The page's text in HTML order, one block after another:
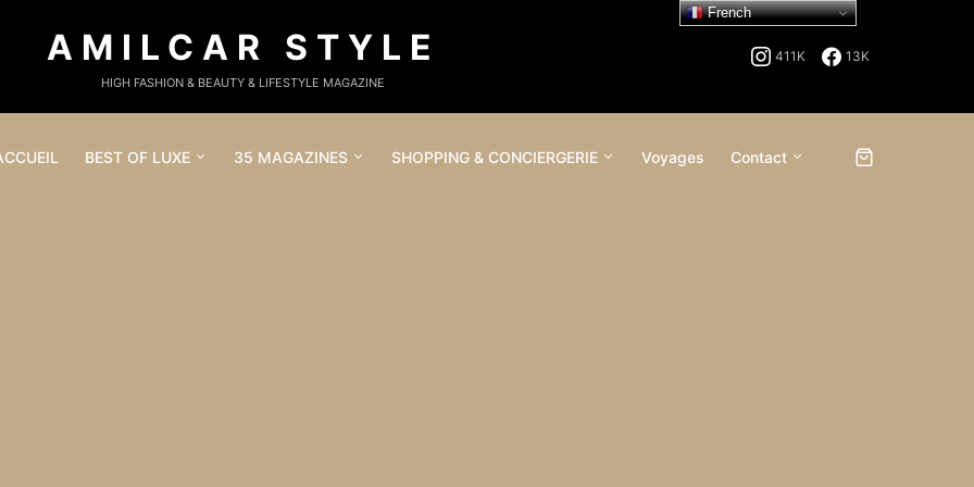
AMILCAR STYLE
HIGH FASHION & BEAUTY & LIFESTYLE MAGAZINE
411K 13K
BEST OF LUXE 35 MAGAZINES SHOPPING & CONCIERGERIE Voyages Contact
French